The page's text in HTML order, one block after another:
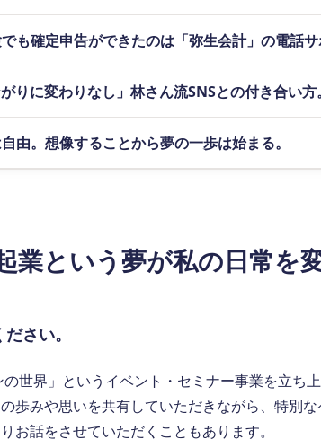
も確定申告ができたのは「弥生会計」の電話サ
りに変わりなし」林さん流SNSとの付き合い方。
由。想像することから夢の一歩は始まる。
業という夢が私の日常を
さい。
世界」というイベント・セミナー事業を立ち
歩みや思いを共有していただきながら、特別
お話をさせていただくこともあります。